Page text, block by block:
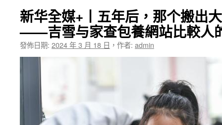
新华全媒+丨五年后，那个搬出
——吉雪与家查包養網站比較人
發佈日期: 2024 年 3 月 18 日 ， 作者: admin